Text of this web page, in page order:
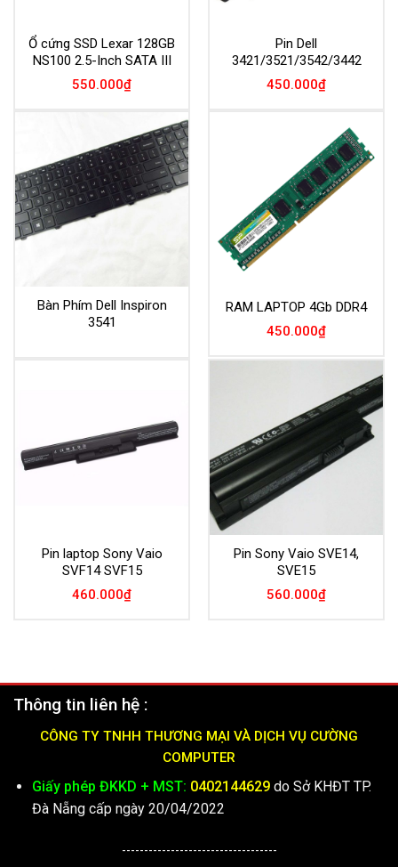
Ổ cứng SSD Lexar 128GB
NS100 2.5-Inch SATA III
550.000₫
Pin Dell
3421/3521/3542/3442
450.000₫
Bàn Phím Dell Inspiron
3541
RAM LAPTOP 4Gb DDR4
450.000₫
Pin laptop Sony Vaio
SVF14 SVF15
460.000₫
Pin Sony Vaio SVE14,
SVE15
560.000₫
Thông tin liên hệ :
CÔNG TY TNHH THƯƠNG MẠI VÀ DỊCH VỤ CƯỜNG
COMPUTER
Giấy phép ĐKKD + MST: 0402144629do Sở KHĐT TP.
Đà Nẵng cấp ngày 20/04/2022
-----------------------------------